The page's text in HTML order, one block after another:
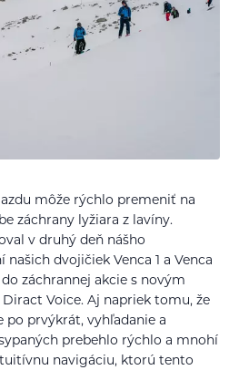
môže rýchlo premeniť na
záchrany lyžiara z lavíny.
v druhý deň nášho
dvojičiek Venca 1 a Venca
záchrannej akcie s novým
Voice. Aj napriek tomu, že
po prvýkrát, vyhľadanie a
prebehlo rýchlo a mnohí
navigáciu, ktorú tento